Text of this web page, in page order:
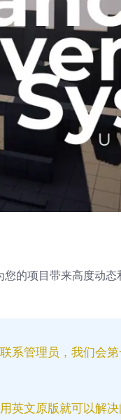
的项目带来高度动
系管理员，我们会
英文原版就可以解